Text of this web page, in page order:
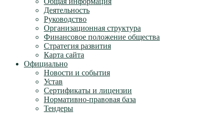
Деятельность
Руководство
Организационная структура
Финансовое положение общества
Стратегия развития
Карта сайта
Официально
Новости и события
Устав
Сертификаты и лицензии
Нормативно-правовая база
Тендеры